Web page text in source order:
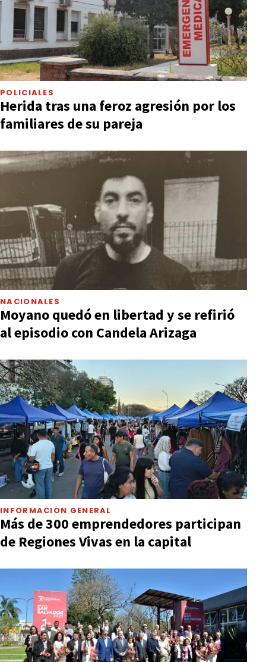
POLICIALES
Herida tras una feroz agresión por los
familiares de su pareja
NACIONALES
Moyano quedó en libertad y se refirió
al episodio con Candela Arizaga
INFORMACIÓN GENERAL
Más de 300 emprendedores participan
de Regiones Vivas en la capital